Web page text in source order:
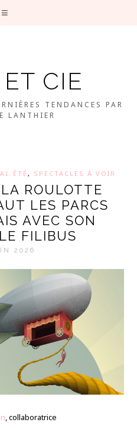
CIE
TENDANCES PAR
LANTHIER
ÉTÉ, SPECTACLES À VOIR
ROULOTTE
LES PARCS
AVEC SON
FILIBUS
2026
, collaboratrice